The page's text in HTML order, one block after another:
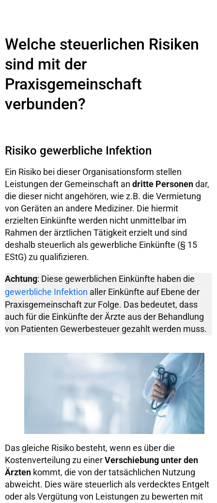
Welche steuerlichen Risiken
sind mit der
Praxisgemeinschaft
verbunden?
Risiko gewerbliche Infektion
Ein Risiko bei dieser Organisationsform stellen
Leistungen der Gemeinschaft an dritte Personen dar,
die dieser nicht angehören, wie z.B. die Vermietung
von Geräten an andere Mediziner. Die hiermit
erzielten Einkünfte werden nicht unmittelbar im
Rahmen der ärztlichen Tätigkeit erzielt und sind
deshalb steuerlich als gewerbliche Einkünfte (§ 15
EStG) zu qualifizieren.
Achtung: Diese gewerblichen Einkünfte haben die
gewerbliche Infektion aller Einkünfte auf Ebene der
Praxisgemeinschaft zur Folge. Das bedeutet, dass
auch für die Einkünfte der Ärzte aus der Behandlung
von Patienten Gewerbesteuer gezahlt werden muss.
Das gleiche Risiko besteht, wenn es über die
Kostenverteilung zu einer Verschiebung unter den
Ärzten kommt, die von der tatsächlichen Nutzung
abweicht. Dies wäre steuerlich als verdecktes Entgelt
oder als Vergütung von Leistungen zu bewerten mit